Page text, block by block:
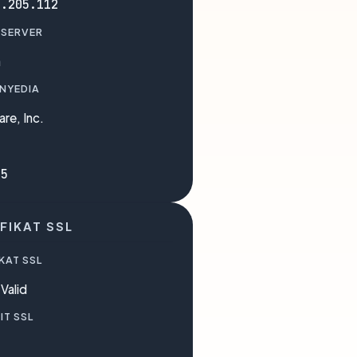
Inc.
SSL
SSL
SSL